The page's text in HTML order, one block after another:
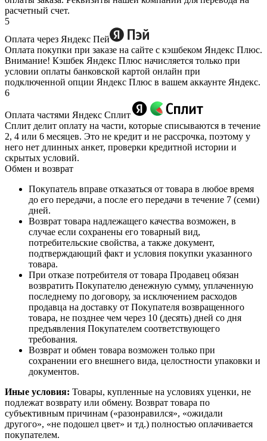
расчетный счет.
5
Оплата через Яндекс Пей
Оплата покупки при заказе на сайте с кэшбеком Яндекс Плюс.
Внимание! Кэшбек Яндекс Плюс начисляется только при
условии оплаты банковской картой онлайн при
подключенной опции Яндекс Плюс в вашем аккаунте Яндекс.
6
Оплата частями Яндекс Сплит
Сплит делит оплату на части, которые списываются в течение
2, 4 или 6 месяцев. Это не кредит и не рассрочка, поэтому у
него нет длинных анкет, проверки кредитной истории и
скрытых условий.
Обмен и возврат
Покупатель вправе отказаться от товара в любое время
до его передачи, а после его передачи в течение 7 (семи)
дней.
Возврат товара надлежащего качества возможен, в
случае если сохранены его товарный вид,
потребительские свойства, а также документ,
подтверждающий факт и условия покупки указанного
товара.
При отказе потребителя от товара Продавец обязан
возвратить Покупателю денежную сумму, уплаченную
последнему по договору, за исключением расходов
продавца на доставку от Покупателя возвращенного
товара, не позднее чем через 10 (десять) дней со дня
предъявления Покупателем соответствующего
требования.
Возврат и обмен товара возможен только при
сохранении его внешнего вида, целостности упаковки и
документов.
Иные условия: Товары, купленные на условиях уценки, не
подлежат возврату или обмену. Возврат товара по
субъективным причинам («разонравился», «ожидали
другого», «не подошел цвет» и тд.) полностью оплачивается
покупателем.